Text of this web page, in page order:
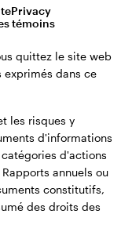
Privacy
témoins
quittez le site web
exprimés dans ce
les risques y
d'informations
d'actions
annuels ou
constitutifs,
des droits des